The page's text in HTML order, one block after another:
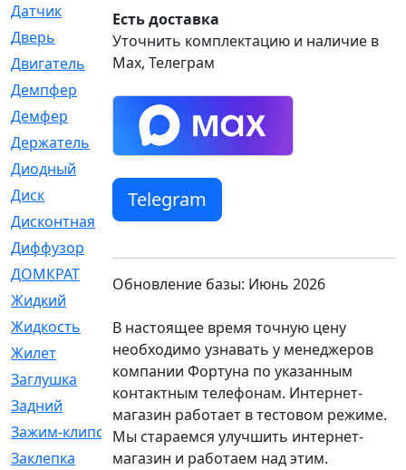
Датчик
[969]
Дверь
[249]
Двигатель
[64]
Демпфер
[2]
Демфер
[1]
Держатель
[5]
Диодный
Диск
[418]
Дисконтная
[1]
Диффузор
ДОМКРАТ
Жидкий
Жидкость
[80]
Жилет
[1]
Заглушка
[21]
Задний
Зажим-клипса
[1]
Заклепка
[1]
Есть доставка
Уточнить комплектацию и наличие в
Max, Телеграм
Telegram
Обновление базы: Июнь 2026
В настоящее время точную цену
необходимо узнавать у менеджеров
компании Фортуна по указанным
контактным телефонам. Интернет-
магазин работает в тестовом режиме.
Мы стараемся улучшить интернет-
магазин и работаем над этим.